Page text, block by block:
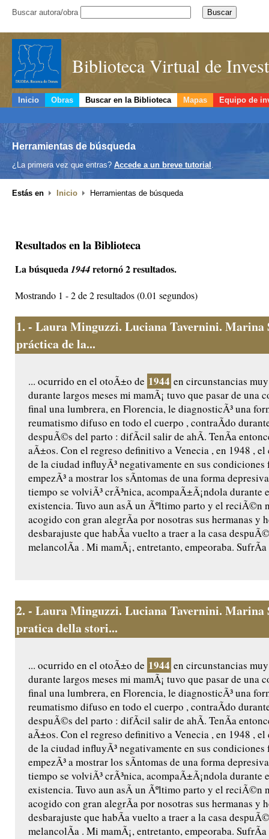
Buscar autora/obra
Biblioteca Virtual de
Inicio Obras Buscar en la Biblioteca Mapas Equipo de
Herramientas de búsqueda
¿La primera vez que entras? Accede a un breve tutorial .
Estás en Inicio Herramientas de búsqueda
Resultados en la Biblioteca
La búsqueda1944retornó 2 resultados.
Mostrando 1 - 2 de 2 resultados (0.01 segundos)
1. - Laura Minguzzi. Luciana Tavernini. Marina
práctica de la...
... ocurrido en el otoÃ±o de 1944 en circunstancias
durante largos meses mi mamÃ¡ tuvo que pasar de una
final una lumbrera, en Florencia, le diagnosticÃ³ una
reumatismo difuso en todo el cuerpo , contraÃ­do
despuÃ©s del parto : difÃ­cil salir de ahÃ­. TenÃ­a
aÃ±os. Con el regreso definitivo a Venecia , en 1948 , el
de la ciudad influyÃ³ negativamente en sus condiciones
empezÃ³ a mostrar los sÃ­ntomas de una forma
tiempo se volviÃ³ crÃ³nica, acompaÃ±Ã¡ndola durante
existencia. Tuvo aun asÃ­ un Ãºltimo parto y el reciÃ©n
acogido con gran alegrÃ­a por nosotras sus hermanas y
desbarajuste que habÃ­a vuelto a traer a la casa
melancolÃ­a . Mi mamÃ¡, entretanto, empeoraba. SufrÃ­a
2. - Laura Minguzzi. Luciana Tavernini. Marina
pratica della stori...
... ocurrido en el otoÃ±o de 1944 en circunstancias
durante largos meses mi mamÃ¡ tuvo que pasar de una
final una lumbrera, en Florencia, le diagnosticÃ³ una
reumatismo difuso en todo el cuerpo , contraÃ­do
despuÃ©s del parto : difÃ­cil salir de ahÃ­. TenÃ­a
aÃ±os. Con el regreso definitivo a Venecia , en 1948 , el
de la ciudad influyÃ³ negativamente en sus condiciones
empezÃ³ a mostrar los sÃ­ntomas de una forma
tiempo se volviÃ³ crÃ³nica, acompaÃ±Ã¡ndola durante
existencia. Tuvo aun asÃ­ un Ãºltimo parto y el reciÃ©n
acogido con gran alegrÃ­a por nosotras sus hermanas y
desbarajuste que habÃ­a vuelto a traer a la casa
melancolÃ­a . Mi mamÃ¡, entretanto, empeoraba. SufrÃ­a